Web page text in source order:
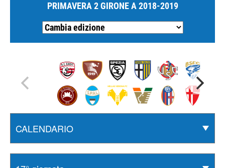
PRIMAVERA 2 GIRONE A 2018-2019